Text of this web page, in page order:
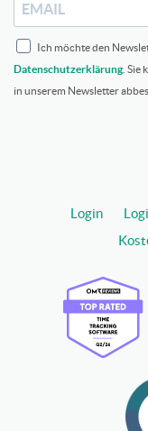
Ich möchte den
Datenschutzerklärung .
in unserem Newsletter
Login